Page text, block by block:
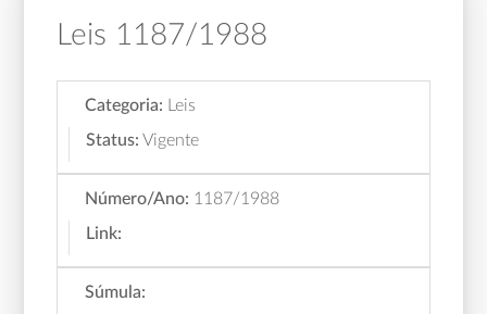
Leis 1187/1988
Categoria:
Leis
Status: Vigente
Número/Ano: 1187/1988
Link:
Súmula: